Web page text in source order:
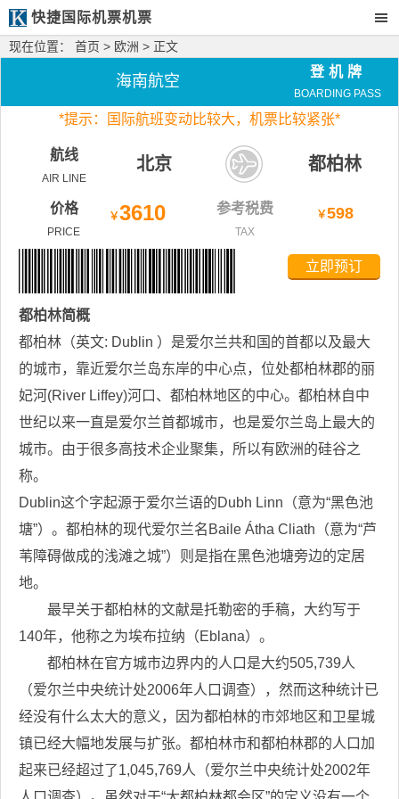
快捷国际机票机票
现在位置： 首页 > 欧洲 > 正文
海南航空
登机牌
BOARDING PASS
*提示：国际航班变动比较大， 机票比较紧张*
航线
AIR LINE
北京 都柏林
价格
PRICE
￥3610 参考税费
TAX
￥598
立即预订
都柏林简概
都柏林（英文: Dublin ）是爱尔兰共和国的首都以及最大
的城市，靠近爱尔兰岛东岸的中心点，位处都柏林郡的丽
妃河(River Liffey)河口、都柏林地区的中心。都柏林自中
世纪以来一直是爱尔兰首都城市，也是爱尔兰岛上最大的
城市。由于很多高技术企业聚集，所以有欧洲的硅谷之
称。
Dublin这个字起源于爱尔兰语的Dubh Linn（意为“黑色池
塘”）。都柏林的现代爱尔兰名Baile Átha Cliath（意为“芦
苇障碍做成的浅滩之城”）则是指在黑色池塘旁边的定居
地。
最早关于都柏林的文献是托勒密的手稿，大约写于
140年，他称之为埃布拉纳（Eblana）。
都柏林在官方城市边界内的人口是大约505,739人
（爱尔兰中央统计处2006年人口调查），然而这种统计已
经没有什么太大的意义，因为都柏林的市郊地区和卫星城
镇已经大幅地发展与扩张。都柏林市和都柏林郡的人口加
起来已经超过了1,045,769人（爱尔兰中央统计处2002年